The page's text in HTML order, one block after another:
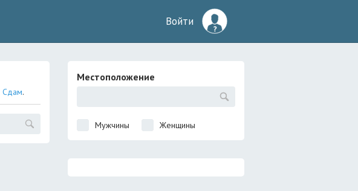
Войти
Сдам.
Местоположение
Мужчины Женщины